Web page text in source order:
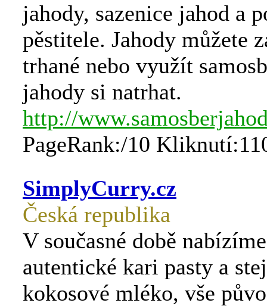
jahody, sazenice jahod a
pěstitele. Jahody můžete
trhané nebo využít
jahody si natrhat.
http://
PageRank:/10
SimplyCurry.cz
Česká republika
V současné době
autentické kari pasty a
kokosové mléko, vše